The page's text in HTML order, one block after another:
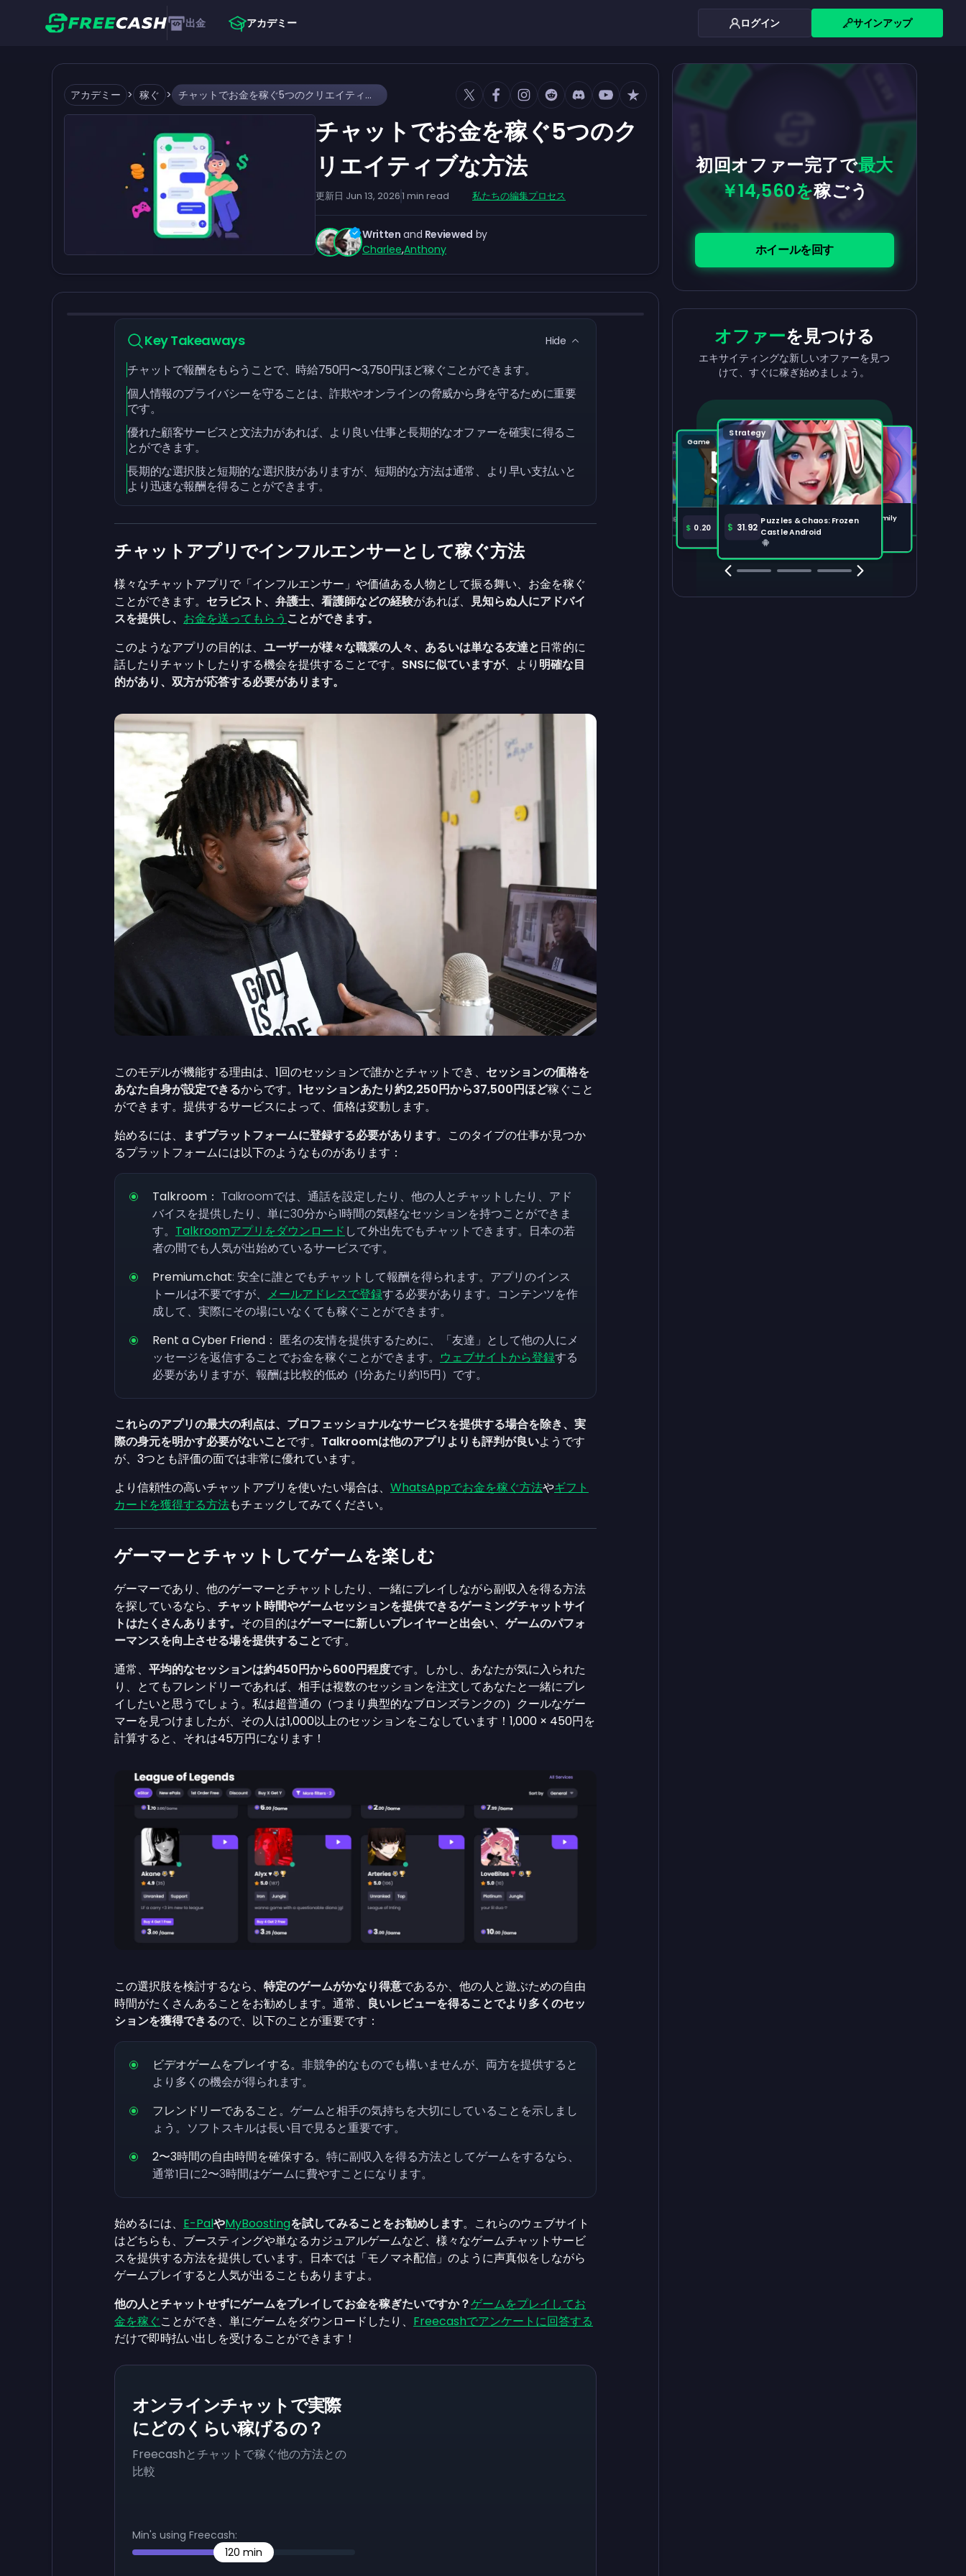
出金 アカデミー ログイン サインアップ
アカデミー > 稼ぐ > チャットでお金を稼ぐ5つのクリエイティブな方法
チャットでお金を稼ぐ5つのク
リエイティブな方法
更新日 Jun 13, 20261 min read 私たちの編集プロセス
Written and Reviewed by
Charlee,Anthony
Key Takeaways Hide
チャットで報酬をもらうことで、時給750円〜3,750円ほど稼ぐことができます。
個人情報のプライバシーを守ることは、詐欺やオンラインの脅威から身を守るために重要
です。
優れた顧客サービスと文法力があれば、より良い仕事と長期的なオファーを確実に得るこ
とができます。
長期的な選択肢と短期的な選択肢がありますが、短期的な方法は通常、より早い支払いと
より迅速な報酬を得ることができます。
チャットアプリでインフルエンサーとして稼ぐ方法
様々なチャットアプリで「インフルエンサー」や価値ある人物として振る舞い、お金を稼ぐ
ことができます。 セラピスト、弁護士、看護師などの経験があれば、 見知らぬ人にアドバイ
スを提供し、 お金を送ってもらう ことができます。
このようなアプリの目的は、 ユーザーが様々な職業の人々、あるいは単なる友達と日常的に
話したりチャットしたりする機会を提供することです。 SNSに似ていますが、より 明確な目
的があり、双方が応答する必要があります。
このモデルが機能する理由は、1回のセッションで誰かとチャットでき、 セッションの価格を
あなた自身が設定できるからです。 1セッションあたり約2,250円から37,500円ほど稼ぐこと
ができます。提供するサービスによって、価格は変動します。
始めるには、
まずプラットフォームに登録する必要があります。このタイプの仕事が見つか
るプラットフォームには以下のようなものがあります：
Talkroom： Talkroomでは、通話を設定したり、他の人とチャットしたり、アド
バイスを提供したり、単に30分から1時間の気軽なセッションを持つことができま
す。 Talkroomアプリをダウンロード して外出先でもチャットできます。日本の若
者の間でも人気が出始めているサービスです。
Premium.chat: 安全に誰とでもチャットして報酬を得られます。アプリのインス
トールは不要ですが、 メールアドレスで登録する必要があります。コンテンツを作
成して、実際にその場にいなくても稼ぐことができます。
Rent a Cyber Friend： 匿名の友情を提供するために、「友達」として他の人にメ
ッセージを返信することでお金を稼ぐことができます。 ウェブサイトから登録する
必要がありますが、報酬は比較的低め（1分あたり約15円）です。
これらのアプリの最大の利点は、プロフェッショナルなサービスを提供する場合を除き、実
際の身元を明かす必要がないことです。 Talkroomは他のアプリよりも評判が良いようです
が、3つとも評価の面では非常に優れています。
より信頼性の高いチャットアプリを使いたい場合は、 WhatsAppでお金を稼ぐ方法やギフト
カードを獲得する方法もチェックしてみてください。
ゲーマーとチャットしてゲームを楽しむ
ゲーマーであり、他のゲーマーとチャットしたり、一緒にプレイしながら副収入を得る方法
を探しているなら、 チャット時間やゲームセッションを提供できるゲーミングチャットサイ
トはたくさんあります。 その目的はゲーマーに新しいプレイヤーと出会い、 ゲームのパフォ
ーマンスを向上させる場を提供することです。
通常、 平均的なセッションは約450円から600円程度です。しかし、あなたが気に入られた
り、とてもフレンドリーであれば、相手は複数のセッションを注文してあなたと一緒にプレ
イしたいと思うでしょう。私は超普通の（つまり典型的なブロンズランクの）クールなゲー
マーを見つけましたが、その人は1,000以上のセッションをこなしています！1,000 × 450円を
計算すると、それは45万円になります！
この選択肢を検討するなら、 特定のゲームがかなり得意であるか、他の人と遊ぶための自由
時間がたくさんあることをお勧めします。通常、 良いレビューを得ることでより多くのセッ
ションを獲得できるので、以下のことが重要です：
ビデオゲームをプレイする。 非競争的なものでも構いませんが、両方を提供すると
より多くの機会が得られます。
フレンドリーであること。 ゲームと相手の気持ちを大切にしていることを示しまし
ょう。ソフトスキルは長い目で見ると重要です。
2〜3時間の自由時間を確保する。 特に副収入を得る方法としてゲームをするなら、
通常1日に2〜3時間はゲームに費やすことになります。
始めるには、 E-PalやMyBoostingを試してみることをお勧めします。これらのウェブサイト
はどちらも、ブースティングや単なるカジュアルゲームなど、様々なゲームチャットサービ
スを提供する方法を提供しています。日本では「モノマネ配信」のように声真似をしながら
ゲームプレイすると人気が出ることもありますよ。
他の人とチャットせずにゲームをプレイしてお金を稼ぎたいですか？ゲームをプレイしてお
金を稼ぐことができ、単にゲームをダウンロードしたり、 Freecashでアンケートに回答する
だけで即時払い出しを受けることができます！
オンラインチャットで実際
にどのくらい稼げるの？
Freecashとチャットで稼ぐ他の方法との
比較
Min's using Freecash:
120 min
初回オファー完了で最大
￥14,560を稼ごう
ホイールを回す
$100
$5.00
$5.00
$0.10 $5.00
$5.00
$0.10
オファーを見つける
エキサイティングな新しいオファーを見つ
けて、すぐに稼ぎ始めましょう。
Tabletop
$ 36.02 Bingo Dice iOS
Puzzle
$ 30.00Merge Help: Warm Family
Android
Strategy
$ 31.92 Puzzles & Chaos: Frozen
Castle Android
Game
$ 0.20 Amazon Prime
Game
36.97
報酬を獲得
タスクを完了して、残高が増えるのを見
守りましょう。
100,000
注目のオファー すべて表示
Clash Royale
収益を 出金
収益を素早く簡単に引き出せます。